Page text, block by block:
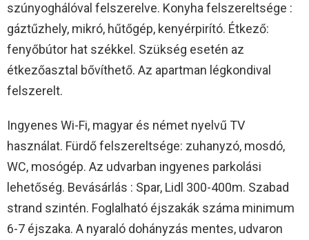
szúnyoghálóval felszerelve. Konyha felszereltsége :
gáztűzhely, mikró, hűtőgép, kenyérpirító. Étkező:
fenyőbútor hat székkel. Szükség esetén az
étkezőasztal bővíthető. Az apartman légkondival
felszerelt.
Ingyenes Wi-Fi, magyar és német nyelvű TV
használat. Fürdő felszereltsége: zuhanyzó, mosdó,
WC, mosógép. Az udvarban ingyenes parkolási
lehetőség. Bevásárlás : Spar, Lidl 300-400m. Szabad
strand szintén. Foglalható éjszakák száma minimum
6-7 éjszaka. A nyaraló dohányzás mentes, udvaron